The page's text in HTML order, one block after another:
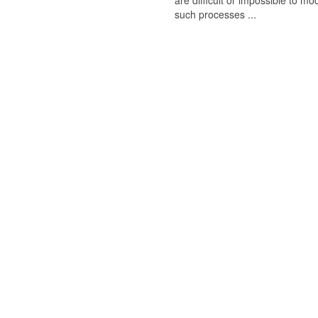
such processes ...